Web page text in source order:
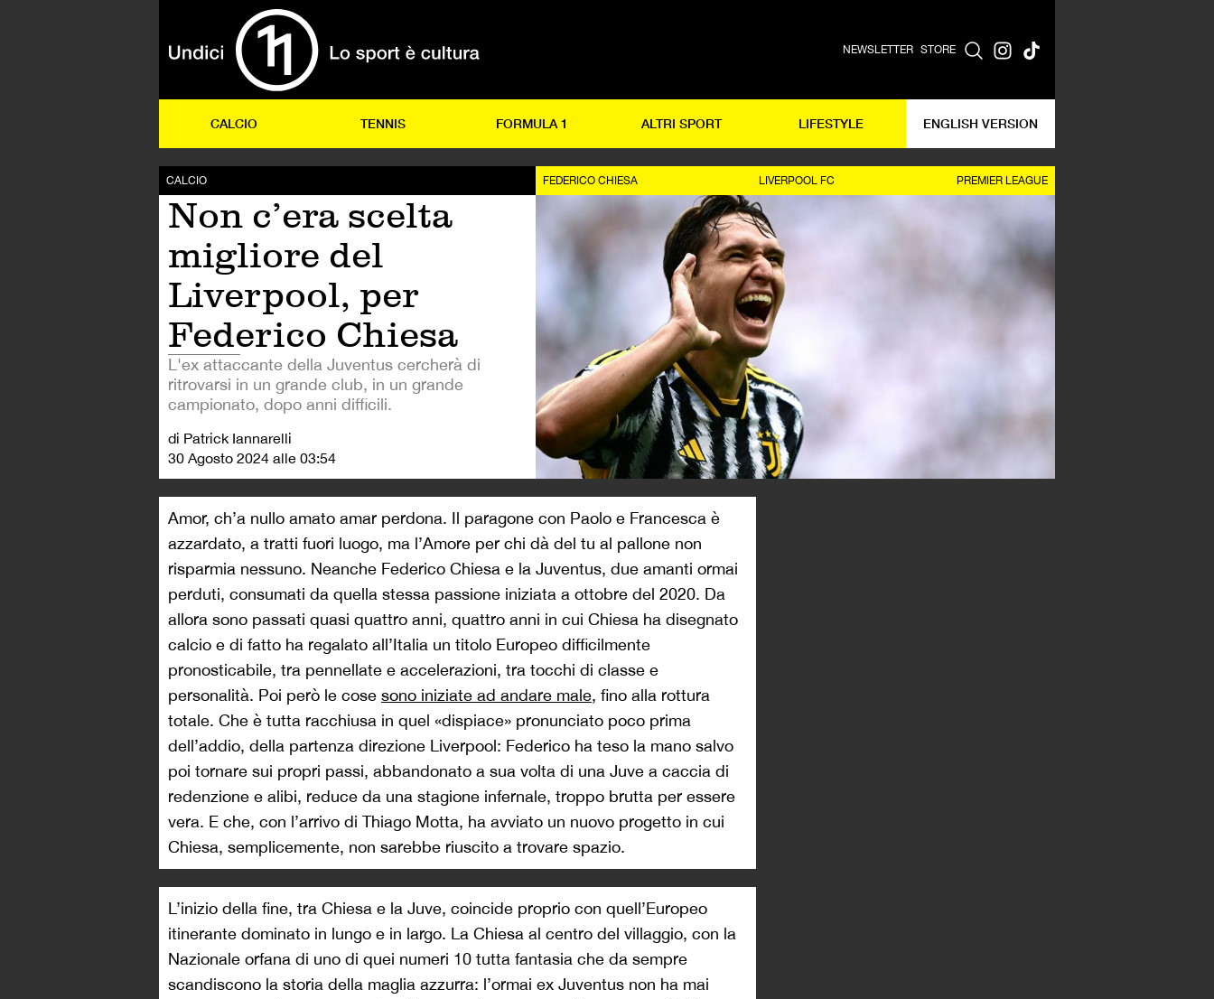
NEWSLETTER STORE
CALCIO TENNIS FORMULA 1 ALTRI SPORT LIFESTYLE ENGLISH VERSION
CALCIO
Non c’era scelta
migliore del
Liverpool, per
Federico Chiesa
L'ex attaccante della Juventus cercherà di
ritrovarsi in un grande club, in un grande
campionato, dopo anni difficili.
di Patrick Iannarelli
30 Agosto 2024 alle 03:54
FEDERICO CHIESA LIVERPOOL FC PREMIER LEAGUE
Amor, ch’a nullo amato amar perdona. Il paragone con Paolo e Francesca è
azzardato, a tratti fuori luogo, ma l’Amore per chi dà del tu al pallone non
risparmia nessuno. Neanche Federico Chiesa e la Juventus, due amanti ormai
perduti, consumati da quella stessa passione iniziata a ottobre del 2020. Da
allora sono passati quasi quattro anni, quattro anni in cui Chiesa ha disegnato
calcio e di fatto ha regalato all’Italia un titolo Europeo difficilmente
pronosticabile, tra pennellate e accelerazioni, tra tocchi di classe e
personalità. Poi però le cose sono iniziate ad andare male, fino alla rottura
totale. Che è tutta racchiusa in quel «dispiace» pronunciato poco prima
dell’addio, della partenza direzione Liverpool: Federico ha teso la mano salvo
poi tornare sui propri passi, abbandonato a sua volta di una Juve a caccia di
redenzione e alibi, reduce da una stagione infernale, troppo brutta per essere
vera. E che, con l’arrivo di Thiago Motta, ha avviato un nuovo progetto in cui
Chiesa, semplicemente, non sarebbe riuscito a trovare spazio.
L’inizio della fine, tra Chiesa e la Juve, coincide proprio con quell’Europeo
itinerante dominato in lungo e in largo. La Chiesa al centro del villaggio, con la
Nazionale orfana di uno di quei numeri 10 tutta fantasia che da sempre
scandiscono la storia della maglia azzurra: l’ormai ex Juventus non ha mai